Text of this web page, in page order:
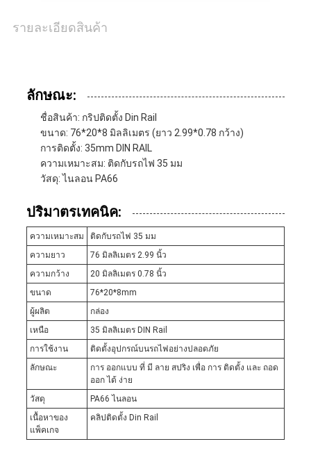
รายละเอียดสินค้า
ลักษณะ:
ชื่อสินค้า: กริปติดตั้ง Din Rail
ขนาด: 76*20*8 มิลลิเมตร (ยาว 2.99*0.78 กว้าง)
การติดตั้ง: 35mm DIN RAIL
ความเหมาะสม: ติดกับรถไฟ 35 มม
วัสดุ: ไนลอน PA66
ปริมาตรเทคนิค:
ความเหมาะสม
ติดกับรถไฟ 35 มม
ความยาว
76 มิลลิเมตร 2.99 นิ้ว
ความกว้าง
20 มิลลิเมตร 0.78 นิ้ว
ขนาด
76*20*8mm
ผู้ผลิต
กล่อง
เหนือ
35 มิลลิเมตร DIN Rail
การใช้งาน
ติดตั้งอุปกรณ์บนรถไฟอย่างปลอดภัย
ลักษณะ
การ ออกแบบ ที่ มี ลาย สปริง เพื่อ การ ติดตั้ง และ ถอด
ออก ได้ ง่าย
วัสดุ
PA66 ไนลอน
เนื้อหาของ
แพ็คเกจ
คลิปติดตั้ง Din Rail